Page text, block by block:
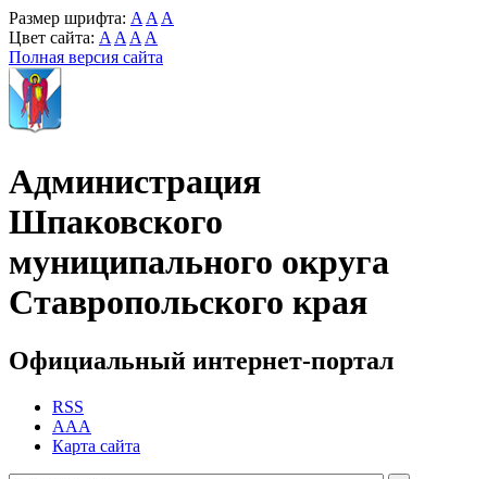
Размер шрифта: A A A
Цвет сайта: A A A A
Полная версия сайта
Администрация
Шпаковского
муниципального округа
Ставропольского края
Официальный интернет-портал
RSS
AAA
Карта сайта